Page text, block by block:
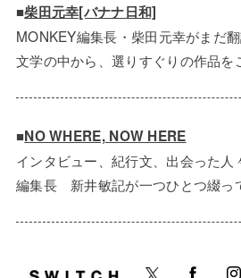
■柴田元幸[バナナ日和]
MONKEY編集長・柴田元幸がまだ
文学の中から、選りすぐりの作品を
■NO WHERE, NOW HERE
インタビュー、紀行文、出会った
編集長 新井敏記が一つひとつ綴っ